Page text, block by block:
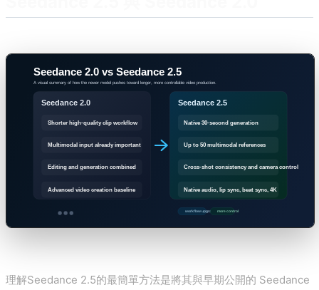
理解Seedance 2.5的最簡單方法是將其與早期公開的 Seedance